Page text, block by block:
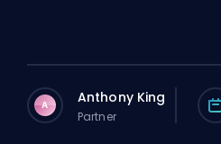
A Anthony King
Partner